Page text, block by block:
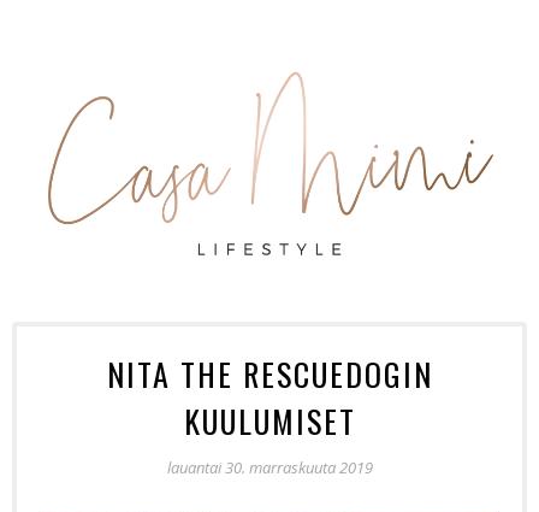
NITA THE RESCUEDOGIN
KUULUMISET
lauantai 30. marraskuuta 2019